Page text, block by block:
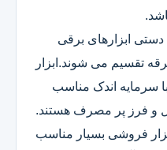
دستی ابزارهای برقی
تقسیم می شوند.ابزار
سرمایه اندک مناسب
و فرز پر مصرف هستند.
فروشی بسیار مناسب